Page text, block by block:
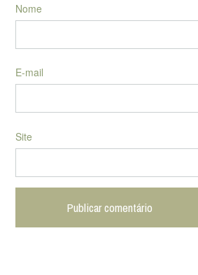
Nome
E-mail
Site